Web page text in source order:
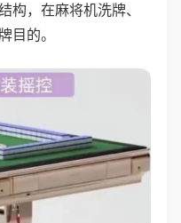
构，在麻将机洗牌、
目的。